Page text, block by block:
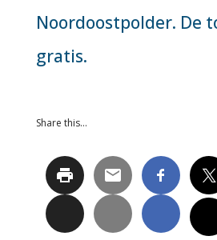
Noordoostpolder. De
gratis.
Share this…